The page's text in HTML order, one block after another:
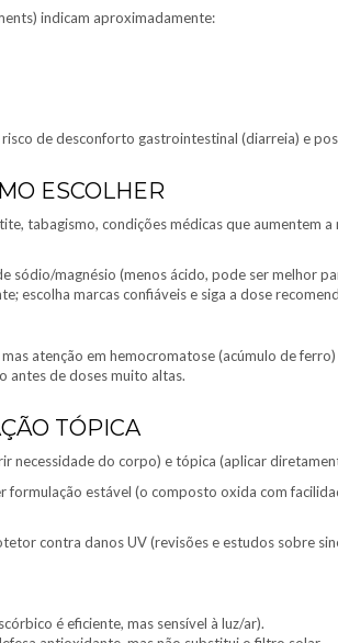
indicam aproximadamente:
de desconforto gastrointestinal (diarreia) e
ESCOLHER
tabagismo, condições médicas que aumentem
sódio/magnésio (menos ácido, pode ser melhor
escolha marcas confiáveis e siga a dose
atenção em hemocromatose (acúmulo de
antes de doses muito altas.
TÓPICA
necessidade do corpo) e tópica (aplicar
estável (o composto oxida com
contra danos UV (revisões e estudos sobre
é eficiente, mas sensível à luz/ar).